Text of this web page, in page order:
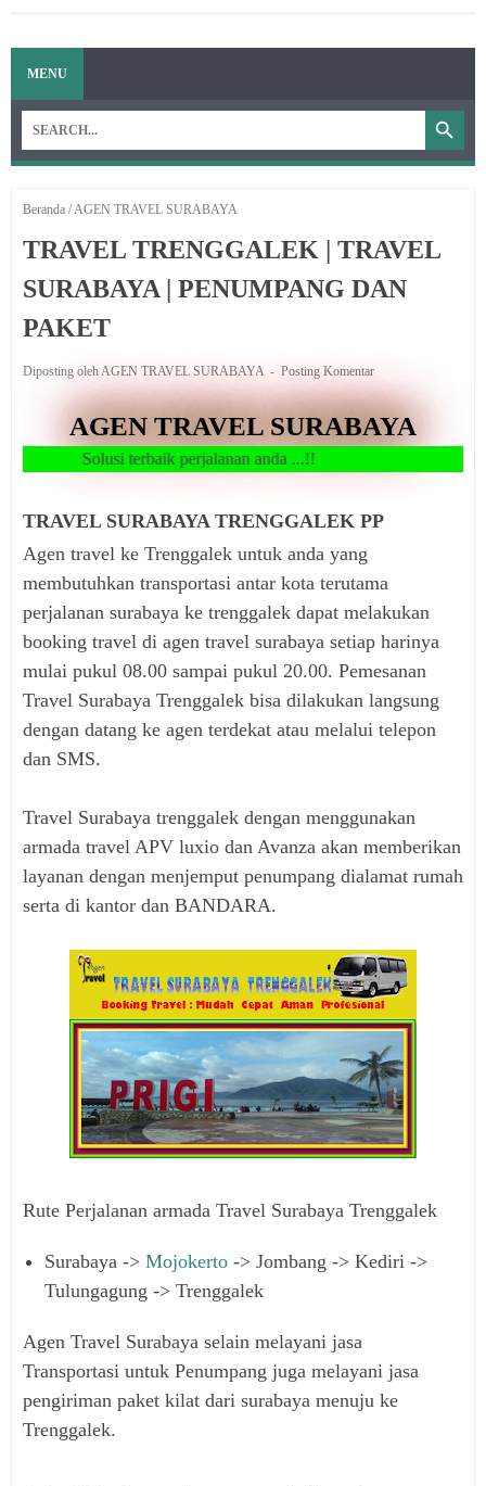
MENU
Beranda /AGEN TRAVEL SURABAYA
TRAVEL TRENGGALEK | TRAVEL
SURABAYA | PENUMPANG DAN
PAKET
Diposting oleh AGEN TRAVEL SURABAYA Posting Komentar
AGEN TRAVEL SURABAYA
terbaik perjalanan anda ...!!
TRAVEL SURABAYA TRENGGALEK PP
Agen travel ke Trenggalek untuk anda yang
membutuhkan transportasi antar kota terutama
perjalanan surabaya ke trenggalek dapat melakukan
booking travel di agen travel surabaya setiap harinya
mulai pukul 08.00 sampai pukul 20.00. Pemesanan
Travel Surabaya Trenggalek bisa dilakukan langsung
dengan datang ke agen terdekat atau melalui telepon
dan SMS.
Travel Surabaya trenggalek dengan menggunakan
armada travel APV luxio dan Avanza akan memberikan
layanan dengan menjemput penumpang dialamat rumah
serta di kantor dan BANDARA.
Rute Perjalanan armada Travel Surabaya Trenggalek
Surabaya -> Mojokerto -> Jombang -> Kediri ->
Tulungagung -> Trenggalek
Agen Travel Surabaya selain melayani jasa
Transportasi untuk Penumpang juga melayani jasa
pengiriman paket kilat dari surabaya menuju ke
Trenggalek.